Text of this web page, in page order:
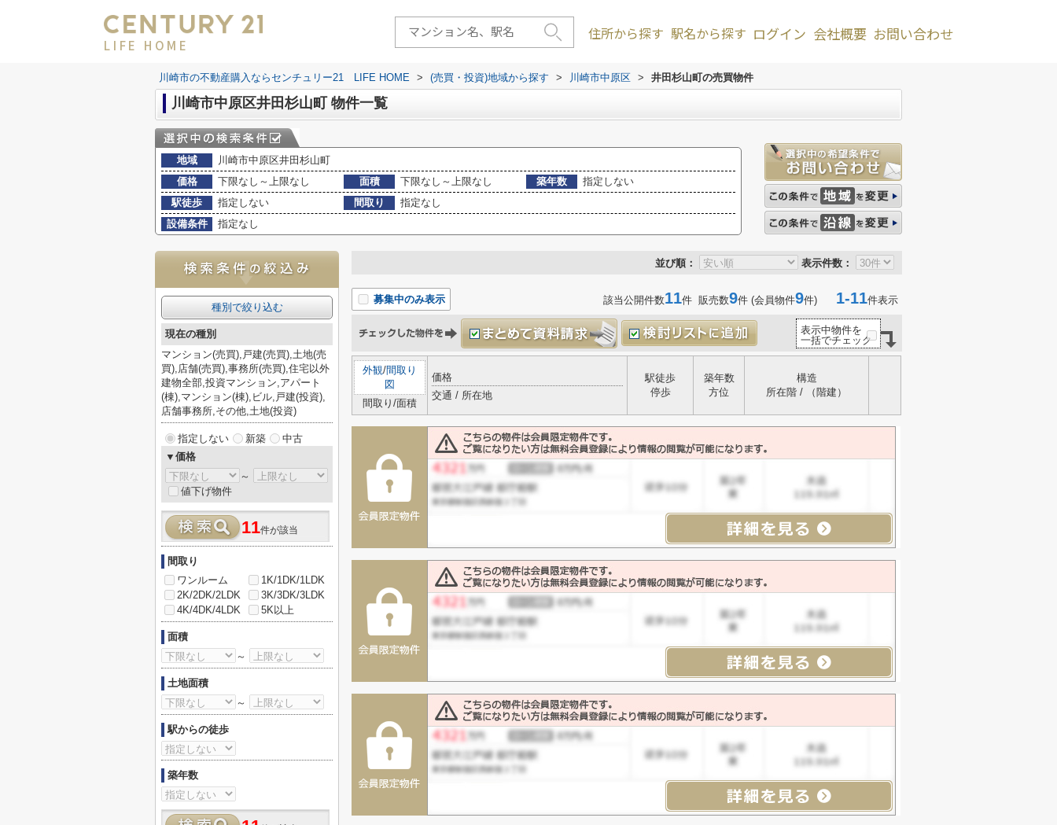
LIFE HOME
住所から探す 駅名から探す ログイン 会社概要 お問い合わせ
川崎市の不動産購入ならセンチュリー21 LIFE HOME > (売買・投資)地域から探す > 川崎市中原区 > 井田杉山町の売買物件
川崎市中原区井田杉山町 物件一覧
地域
川崎市中原区井田杉山町
価格
下限なし～上限なし 面積 下限なし～上限なし 築年数
指定しない
駅徒歩
指定しない 間取り
指定なし
設備条件
指定なし
並び順： 表示件数：
募集中のみ表示 該当公開件数11件 販売数9件 (会員物件9件) 1-11件表示
表示中物件を
一括でチェック
外観/間取り
図
間取り/面積
価格
交通 / 所在地
駅徒歩
停歩
築年数
方位
構造
所在階 / （階建）
種別で絞り込む
現在の種別
マンション(売買),戸建(売買),土地(売
買),店舗(売買),事務所(売買),住宅以外
建物全部,投資マンション,アパート
(棟),マンション(棟),ビル,戸建(投資),
店舗事務所,その他,土地(投資)
指定しない 新築
中古
▼価格
～
値下げ物件
11件が該当
間取り
ワンルーム
1K/1DK/1LDK
2K/2DK/2LDK
3K/3DK/3LDK
4K/4DK/4LDK
5K以上
面積
～
土地面積
～
駅からの徒歩
築年数